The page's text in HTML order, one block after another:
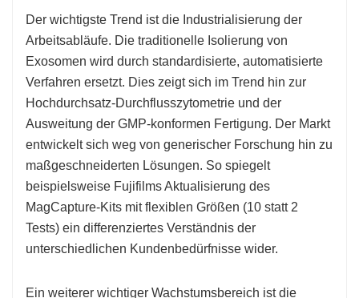
Der wichtigste Trend ist die Industrialisierung der
Arbeitsabläufe. Die traditionelle Isolierung von
Exosomen wird durch standardisierte, automatisierte
Verfahren ersetzt. Dies zeigt sich im Trend hin zur
Hochdurchsatz-Durchflusszytometrie und der
Ausweitung der GMP-konformen Fertigung. Der Markt
entwickelt sich weg von generischer Forschung hin zu
maßgeschneiderten Lösungen. So spiegelt
beispielsweise Fujifilms Aktualisierung des
MagCapture-Kits mit flexiblen Größen (10 statt 2
Tests) ein differenziertes Verständnis der
unterschiedlichen Kundenbedürfnisse wider.
Ein weiterer wichtiger Wachstumsbereich ist die